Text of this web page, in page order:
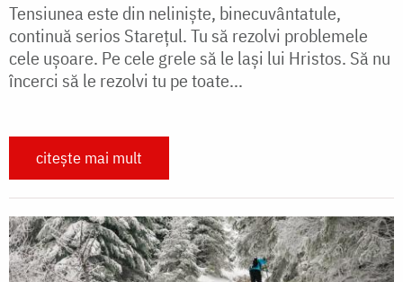
Tensiunea este din neliniște, binecuvântatule,
continuă serios Starețul. Tu să rezolvi problemele
cele ușoare. Pe cele grele să le lași lui Hristos. Să nu
încerci să le rezolvi tu pe toate...
citește mai mult